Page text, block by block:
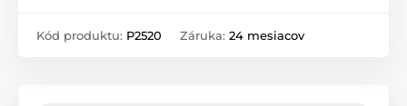
Kód produktu: P2520 Záruka: 24 mesiacov